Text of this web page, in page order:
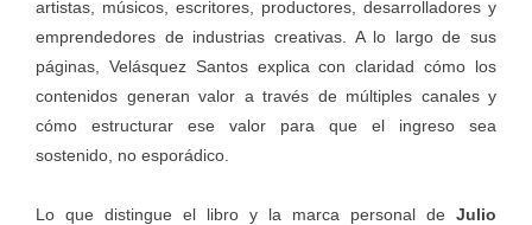
artistas, músicos, escritores, productores, desarrolladores y
emprendedores de industrias creativas. A lo largo de sus
páginas, Velásquez Santos explica con claridad cómo los
contenidos generan valor a través de múltiples canales y
cómo estructurar ese valor para que el ingreso sea
sostenido, no esporádico.
Lo que distingue el libro y la marca personal de Julio